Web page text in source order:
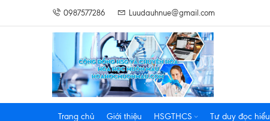
0987577286 Luudauhnue@gmail.com
Trang chủ Giới thiệu HSGTHCS Tư duy đọc hiểu